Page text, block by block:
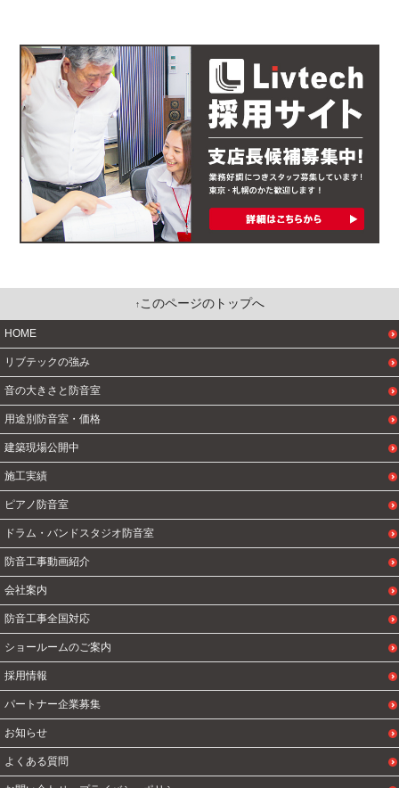
このページのトップへ
HOME
リブテックの強み
音の大きさと防音室
用途別防音室・価格
建築現場公開中
施工実績
ピアノ防音室
ドラム・バンドスタジオ防音室
防音工事動画紹介
会社案内
防音工事全国対応
ショールームのご案内
採用情報
パートナー企業募集
お知らせ
よくある質問